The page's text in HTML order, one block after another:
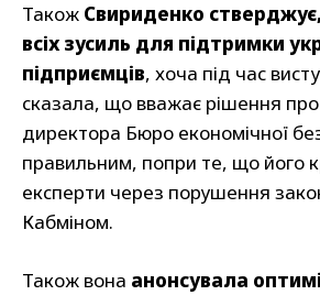
Також Свириденко
всіх зусиль для підтримки
підприємців, хоча під час
сказала, що вважає рішення
директора Бюро економічної
правильним, попри те, що його
експерти через порушення
Кабміном.
Також вона анонсувала